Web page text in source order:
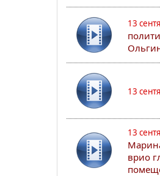
13
13
13
врио